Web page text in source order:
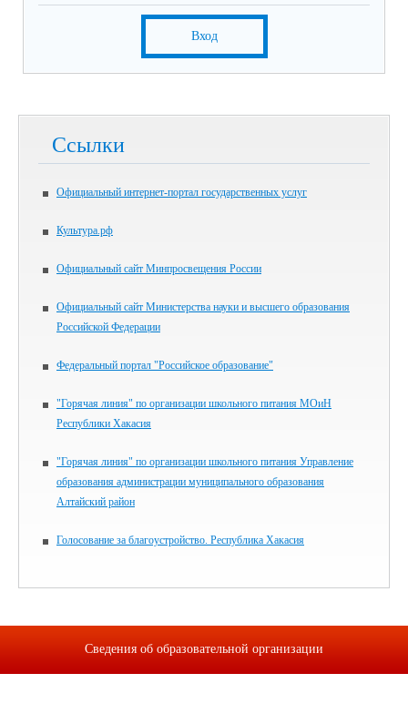
Вход
Ссылки
Официальный интернет-портал государственных услуг
Культура.рф
Официальный сайт Минпросвещения России
Официальный сайт Министерства науки и высшего образования
Российской Федерации
Федеральный портал "Российское образование"
"Горячая линия" по организации школьного питания МОиН
Республики Хакасия
"Горячая линия" по организации школьного питания Управление
образования администрации муниципального образования
Алтайский район
Голосование за благоустройство. Республика Хакасия
Сведения об образовательной организации